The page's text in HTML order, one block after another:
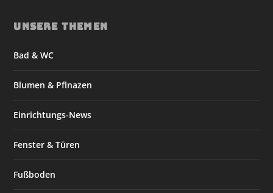
UNSERE THEMEN
Bad & WC
Blumen & Pflnazen
Einrichtungs-News
Fenster & Türen
Fußboden